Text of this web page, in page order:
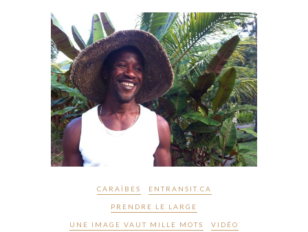
CARAÏBES ENTRANSIT.CA
PRENDRE LE LARGE
UNE IMAGE VAUT MILLE MOTS VIDÉO